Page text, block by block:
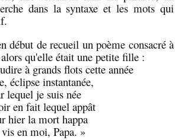
dans la syntaxe et les mots qui
début de recueil un poème consacré à
qu'elle était une petite fille :
à grands flots cette année
éclipse instantanée,
lequel je suis née
en fait lequel appât
hier la mort happa
en moi, Papa. »